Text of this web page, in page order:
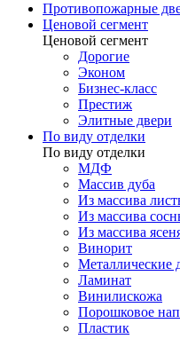
Противопожарные
Ценовой сегмент
Ценовой сегмент
Дорогие
Эконом
Бизнес-класс
Престиж
Элитные двери
По виду отделки
По виду отделки
МДФ
Массив дуба
Из массива
Из массива
Из массива
Винорит
Металлические
Ламинат
Винилискожа
Порошковое
Пластик